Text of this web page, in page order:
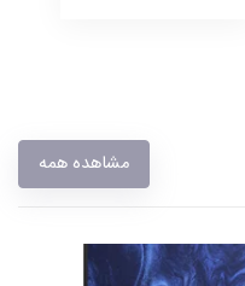
مشاهده همه